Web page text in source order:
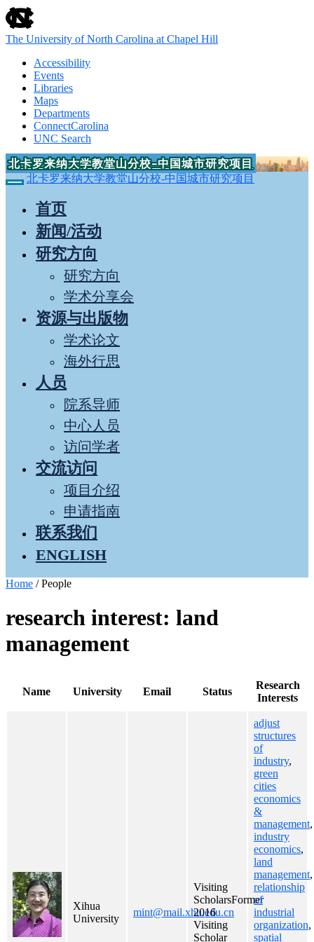
skip
to
the
global
utility
The University of North Carolina at Chapel Hill
Accessibility
Events
Libraries
Maps
Departments
ConnectCarolina
UNC Search
Skip
to
main
北卡罗来纳大学教堂山分校-中国城市研究项目
北卡罗来纳大学教堂山分校-中国城市研究项目
首页
新闻/活动
研究方向
研究方向
学术分享会
资源与出版物
学术论文
海外行思
人员
院系导师
中心人员
访问学者
交流访问
项目介绍
申请指南
联系我们
ENGLISH
Home /People
research interest: land
management
Name University Email Status
Research
Interests
Xihua
University
mint@mail.xhu.edu.cn
Visiting
ScholarsFormer
2016
Visiting
Scholar
adjust
structures
of
industry,
green
cities
economics
&
management,
industry
economics,
land
management,
relationship
of
industrial
organization,
spatial